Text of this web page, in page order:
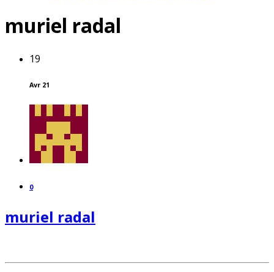
muriel radal
19
Avr 21
0
muriel radal